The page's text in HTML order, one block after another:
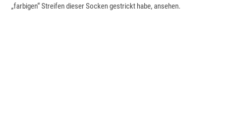
„farbigen“ Streifen dieser Socken gestrickt habe, ansehen.